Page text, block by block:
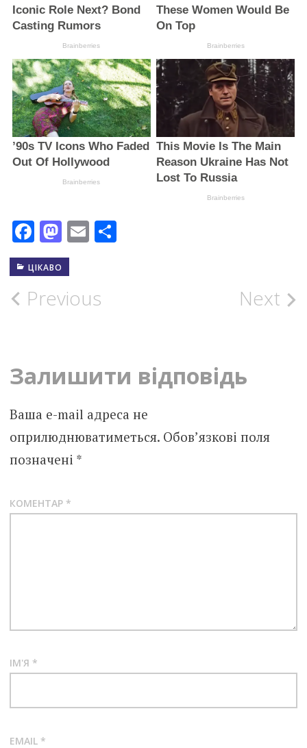
Facebook
Mastodon
EmailПоділитися
ЦІКАВО
Post
Previous Next
Залишити відповідь
Ваша e-mail адреса не
оприлюднюватиметься. Обов’язкові поля
позначені *
КОМЕНТАР *
ІМ'Я *
EMAIL *